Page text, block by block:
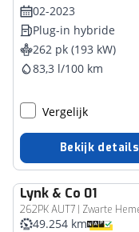
02-2023
Plug-in hybride
262 pk (193 kW)
83,3 l/100 km
Vergelijk
Bekijk details
Lynk & Co 01
49.254 km